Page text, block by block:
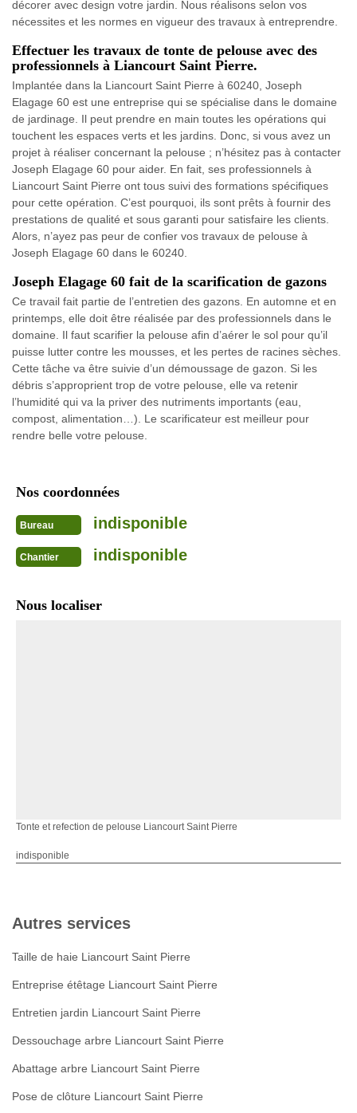
décorer avec design votre jardin. Nous réalisons selon vos
nécessites et les normes en vigueur des travaux à entreprendre.
Effectuer les travaux de tonte de pelouse avec des
professionnels à Liancourt Saint Pierre.
Implantée dans la Liancourt Saint Pierre à 60240, Joseph
Elagage 60 est une entreprise qui se spécialise dans le domaine
de jardinage. Il peut prendre en main toutes les opérations qui
touchent les espaces verts et les jardins. Donc, si vous avez un
projet à réaliser concernant la pelouse ; n’hésitez pas à contacter
Joseph Elagage 60 pour aider. En fait, ses professionnels à
Liancourt Saint Pierre ont tous suivi des formations spécifiques
pour cette opération. C’est pourquoi, ils sont prêts à fournir des
prestations de qualité et sous garanti pour satisfaire les clients.
Alors, n’ayez pas peur de confier vos travaux de pelouse à
Joseph Elagage 60 dans le 60240.
Joseph Elagage 60 fait de la scarification de gazons
Ce travail fait partie de l’entretien des gazons. En automne et en
printemps, elle doit être réalisée par des professionnels dans le
domaine. Il faut scarifier la pelouse afin d’aérer le sol pour qu’il
puisse lutter contre les mousses, et les pertes de racines sèches.
Cette tâche va être suivie d’un démoussage de gazon. Si les
débris s’approprient trop de votre pelouse, elle va retenir
l’humidité qui va la priver des nutriments importants (eau,
compost, alimentation…). Le scarificateur est meilleur pour
rendre belle votre pelouse.
Nos coordonnées
Bureau indisponible
Chantier indisponible
Nous localiser
Tonte et refection de pelouse Liancourt Saint Pierre
indisponible
Autres services
Taille de haie Liancourt Saint Pierre
Entreprise étêtage Liancourt Saint Pierre
Entretien jardin Liancourt Saint Pierre
Dessouchage arbre Liancourt Saint Pierre
Abattage arbre Liancourt Saint Pierre
Pose de clôture Liancourt Saint Pierre